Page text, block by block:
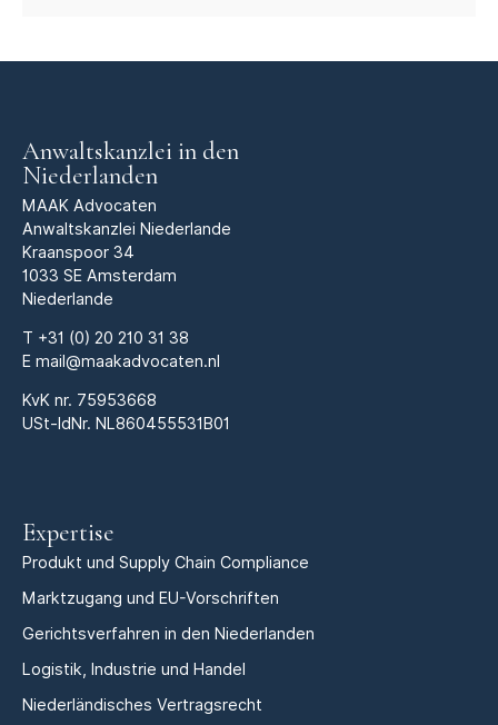
Anwaltskanzlei in den
Niederlanden
MAAK Advocaten
Anwaltskanzlei Niederlande
Kraanspoor 34
1033 SE Amsterdam
Niederlande
T +31 (0) 20 210 31 38
E mail@maakadvocaten.nl
KvK nr. 75953668
USt-IdNr. NL860455531B01
Expertise
Produkt und Supply Chain Compliance
Marktzugang und EU-Vorschriften
Gerichtsverfahren in den Niederlanden
Logistik, Industrie und Handel
Niederländisches Vertragsrecht